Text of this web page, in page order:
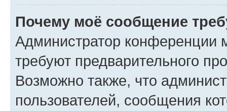
Почему моё сообщение
Администратор конференции
требуют предварительного
Возможно также, что
пользователей, сообщения